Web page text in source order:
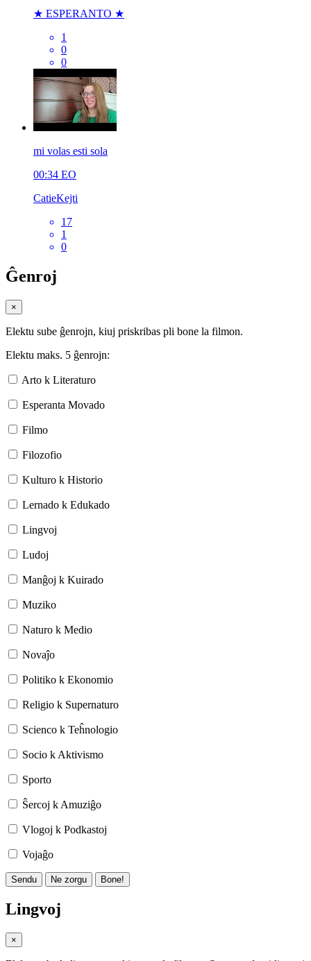
★ ESPERANTO ★
1
0
0
mi volas esti sola
00:34 EO
CatieKejti
17
1
0
Ĝenroj
×
Elektu sube ĝenrojn, kiuj priskribas pli bone la filmon.
Elektu maks. 5 ĝenrojn:
Arto k Literaturo
Esperanta Movado
Filmo
Filozofio
Kulturo k Historio
Lernado k Edukado
Lingvoj
Ludoj
Manĝoj k Kuirado
Muziko
Naturo k Medio
Novaĵo
Politiko k Ekonomio
Religio k Supernaturo
Scienco k Teĥnologio
Socio k Aktivismo
Sporto
Ŝercoj k Amuziĝo
Vlogoj k Podkastoj
Vojaĝo
Sendu Ne zorgu Bone!
Lingvoj
×